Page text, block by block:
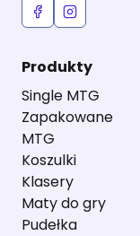
Produkty
Single MTG
Zapakowane
MTG
Koszulki
Klasery
Maty do gry
Pudełka